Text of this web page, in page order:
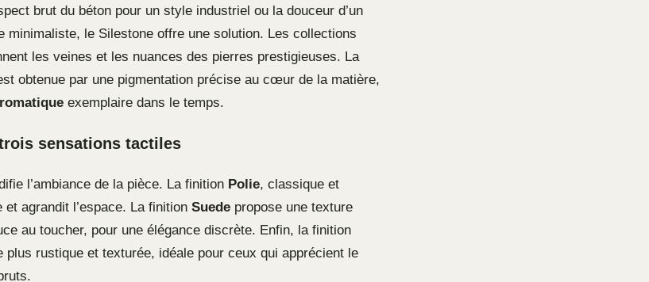
brut du béton pour un style industriel ou la douceur d’un
minimaliste, le Silestone offre une solution. Les collections
les veines et les nuances des pierres prestigieuses. La
obtenue par une pigmentation précise au cœur de la matière,
exemplaire dans le temps.
sensations tactiles
l’ambiance de la pièce. La finition Polie, classique et
agrandit l’espace. La finition Suede propose une texture
au toucher, pour une élégance discrète. Enfin, la finition
plus rustique et texturée, idéale pour ceux qui apprécient le